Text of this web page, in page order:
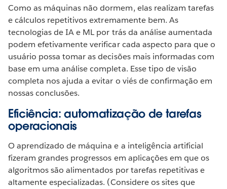
Como as máquinas não dormem, elas realizam tarefas
e cálculos repetitivos extremamente bem. As
tecnologias de IA e ML por trás da análise aumentada
podem efetivamente verificar cada aspecto para que o
usuário possa tomar as decisões mais informadas com
base em uma análise completa. Esse tipo de visão
completa nos ajuda a evitar o viés de confirmação em
nossas conclusões.
Eficiência: automatização de tarefas
operacionais
O aprendizado de máquina e a inteligência artificial
fizeram grandes progressos em aplicações em que os
algoritmos são alimentados por tarefas repetitivas e
altamente especializadas. (Considere os sites que